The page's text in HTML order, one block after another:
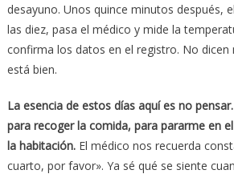
desayuno. Unos quince minutos después,
las diez, pasa el médico y mide la
confirma los datos en el registro. No dicen
está bien.
La esencia de estos días aquí es no
para recoger la comida, para pararme en
la habitación.El médico nos recuerda
cuarto, por favor». Ya sé qué se siente